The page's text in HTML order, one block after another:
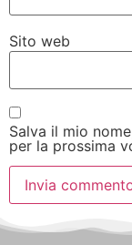
Sito web
Salva il mio
per la prossima